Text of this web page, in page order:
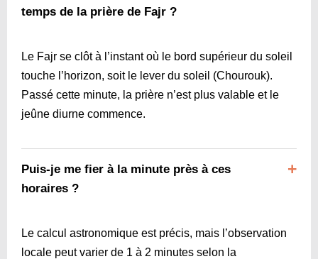
temps de la prière de Fajr ?
Le Fajr se clôt à l’instant où le bord supérieur du soleil
touche l’horizon, soit le lever du soleil (Chourouk).
Passé cette minute, la prière n’est plus valable et le
jeûne diurne commence.
Puis-je me fier à la minute près à ces
horaires ?
Le calcul astronomique est précis, mais l’observation
locale peut varier de 1 à 2 minutes selon la